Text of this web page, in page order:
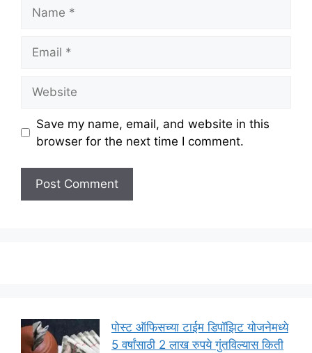
Save my name, email, and website in this
browser for the next time I comment.
पोस्ट ऑफिसच्या टाईम डिपॉझिट योजनेमध्ये
5 वर्षांसाठी 2 लाख रुपये गुंतविल्यास किती